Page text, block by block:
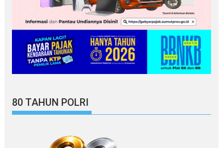
80 TAHUN POLRI